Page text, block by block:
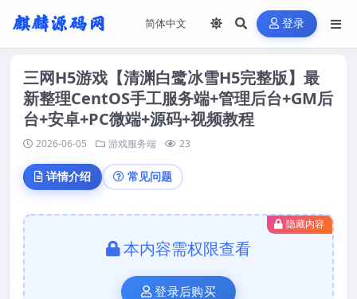
登录
三网H5游戏【清渊白鹭冰雪H5完整版】最
新整理CentOS手工服务端+管理后台+GM后
台+安卓+PC微端+源码+视频教程
2026-06-05 游戏服务端 23
详情介绍 常见问题
隐藏内容
本内容需权限查看
登录后购买